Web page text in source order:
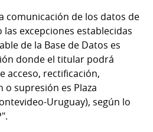
comunicación de los datos de
las excepciones establecidas
de la Base de Datos es
donde el titular podrá
acceso, rectificación,
o supresión es Plaza
Uruguay), según lo